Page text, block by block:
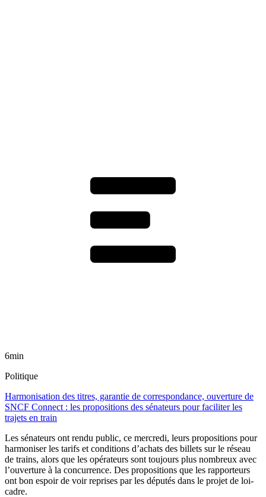
6min
Politique
Harmonisation des titres, garantie de correspondance, ouverture de
SNCF Connect : les propositions des sénateurs pour faciliter les
trajets en train
Les sénateurs ont rendu public, ce mercredi, leurs propositions pour
harmoniser les tarifs et conditions d’achats des billets sur le réseau
de trains, alors que les opérateurs sont toujours plus nombreux avec
l’ouverture à la concurrence. Des propositions que les rapporteurs
ont bon espoir de voir reprises par les députés dans le projet de loi-
cadre.